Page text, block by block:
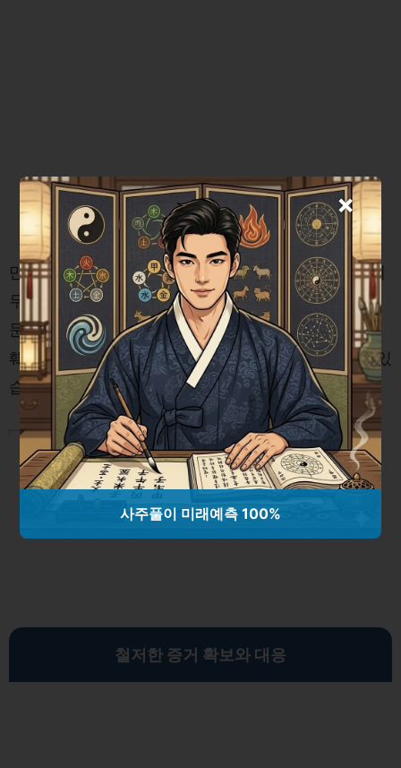
만약 임대인이 임차인의 사생활을 침해하거나 직장에
무단 방문하여 신상 정보를 노출한다면 이는 심각한
문제가 됩니다. 개인정보보호법 및 형법에 따라 명예
훼손, 업무방해, 협박죄 등의 법적 조치를 고려할 수 있
습니다.
치간 칫솔 제대로 사용하는 법: 교체
주기와 관리 팁 총정리
철저한 증거 확보와 대응
×
사주풀이 미래예측 100%